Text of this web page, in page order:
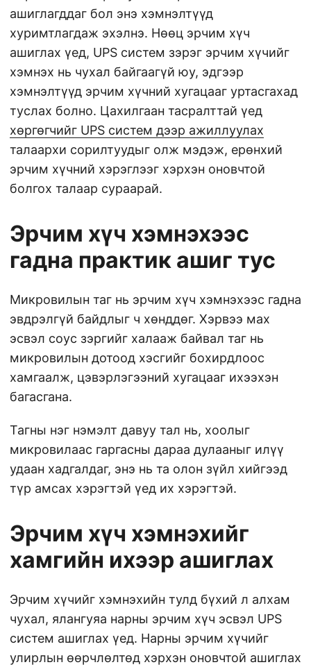
ашиглагддаг бол энэ хэмнэлтүүд
хуримтлагдаж эхэлнэ. Нөөц эрчим хүч
ашиглах үед, UPS систем зэрэг эрчим хүчийг
хэмнэх нь чухал байгаагүй юу, эдгээр
хэмнэлтүүд эрчим хүчний хугацааг уртасгахад
туслах болно. Цахилгаан тасралттай үед
хөргөгчийг UPS систем дээр ажиллуулах
талаархи сорилтуудыг олж мэдэж, ерөнхий
эрчим хүчний хэрэглээг хэрхэн оновчтой
болгох талаар сураарай.
Эрчим хүч хэмнэхээс
гадна практик ашиг тус
Микровилын таг нь эрчим хүч хэмнэхээс гадна
эвдрэлгүй байдлыг ч хөнддөг. Хэрвээ мах
эсвэл соус зэргийг халааж байвал таг нь
микровилын дотоод хэсгийг бохирдлоос
хамгаалж, цэвэрлэгээний хугацааг ихээхэн
багасгана.
Тагны нэг нэмэлт давуу тал нь, хоолыг
микровилаас гаргасны дараа дулааныг илүү
удаан хадгалдаг, энэ нь та олон зүйл хийгээд
түр амсах хэрэгтэй үед их хэрэгтэй.
Эрчим хүч хэмнэхийг
хамгийн ихээр ашиглах
Эрчим хүчийг хэмнэхийн тулд бүхий л алхам
чухал, ялангуяа нарны эрчим хүч эсвэл UPS
систем ашиглах үед. Нарны эрчим хүчийг
улирлын өөрчлөлтөд хэрхэн оновчтой ашиглах